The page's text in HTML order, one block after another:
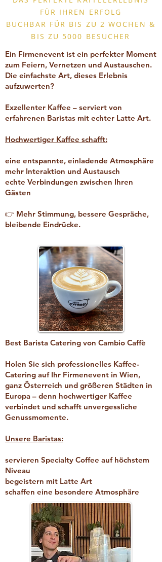
FÜR IHREN ERFOLG
BUCHBAR FÜR BIS ZU 2 WOCHEN &
BIS ZU 5000 BESUCHER
Ein Firmenevent ist ein perfekter Moment
zum Feiern, Vernetzen und Austauschen.
Die einfachste Art, dieses Erlebnis
aufzuwerten?
Exzellenter Kaffee – serviert von
erfahrenen Baristas mit echter Latte Art.
Hochwertiger Kaffee schafft:
eine entspannte, einladende Atmosphäre
mehr Interaktion und Austausch
echte Verbindungen zwischen Ihren
Gästen
👉 Mehr Stimmung, bessere Gespräche,
bleibende Eindrücke.
Best Barista Catering von Cambio Caffè
Holen Sie sich professionelles Kaffee-
Catering auf Ihr Firmenevent in Wien,
ganz Österreich und größeren Städten in
Europa – denn hochwertiger Kaffee
verbindet und schafft unvergessliche
Genussmomente.
Unsere Baristas:
servieren Specialty Coffee auf höchstem
Niveau
begeistern mit Latte Art
schaffen eine besondere Atmosphäre